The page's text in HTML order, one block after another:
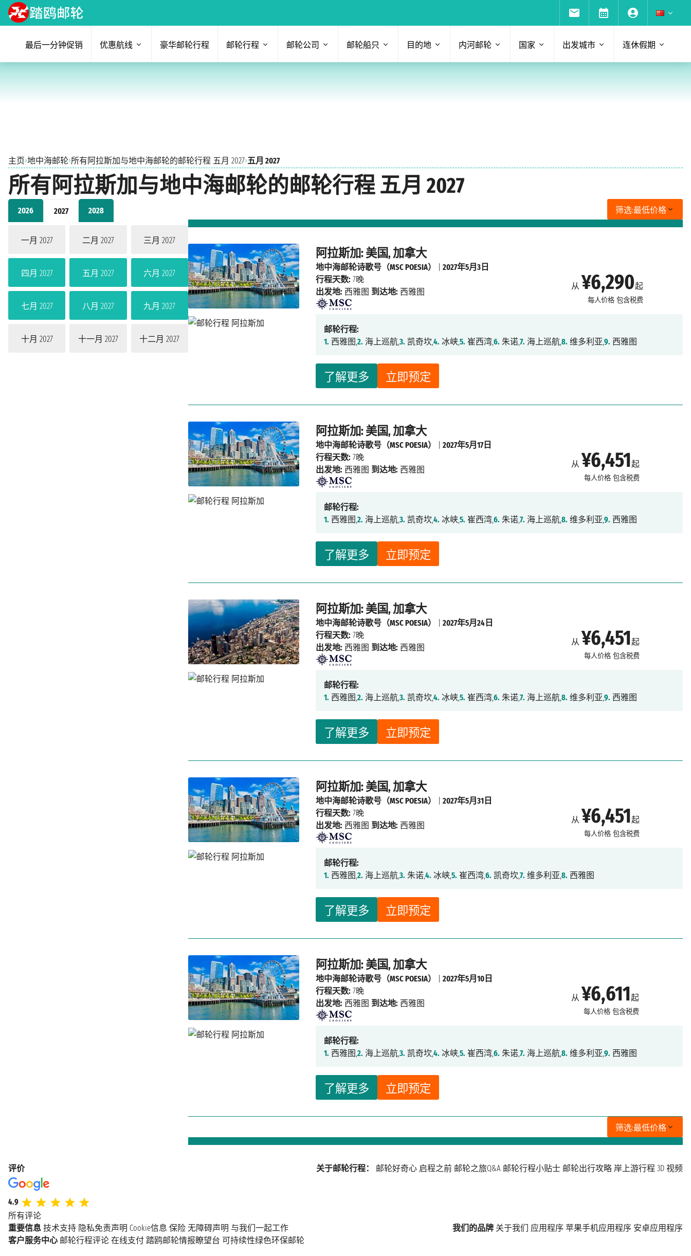
最后一分钟促销 优惠航线 豪华邮轮行程 邮轮行程 邮轮公司 邮轮船只 目的地 内河邮轮 国家 出发城市 连休假期
主页›地中海邮轮›所有阿拉斯加与地中海邮轮的邮轮行程 五月 2027›五月 2027
所有阿拉斯加与地中海邮轮的邮轮行程 五月 2027
2026 2027 2028
一月 2027 二月 2027 三月 2027
四月 2027 五月 2027 六月 2027
七月 2027 八月 2027 九月 2027
十月 2027 十一月 2027 十二月 2027
筛选:最低价格
阿拉斯加: 美国, 加拿大
从 ¥6,290起
每人价格 包含税费
了解更多 立即预定
地中海邮轮诗歌号（MSC POESIA） |2027年5月3日
行程天数: 7晚
出发地: 西雅图 到达地: 西雅图
邮轮行程:
1. 西雅图,2. 海上巡航,3. 凯奇坎,4. 冰峡,5. 崔西湾,6. 朱诺,7. 海上巡航,8. 维多利亚,9. 西雅图
阿拉斯加: 美国, 加拿大
从 ¥6,451起
每人价格 包含税费
了解更多 立即预定
地中海邮轮诗歌号（MSC POESIA） |2027年5月17日
行程天数: 7晚
出发地: 西雅图 到达地: 西雅图
邮轮行程:
1. 西雅图,2. 海上巡航,3. 凯奇坎,4. 冰峡,5. 崔西湾,6. 朱诺,7. 海上巡航,8. 维多利亚,9. 西雅图
阿拉斯加: 美国, 加拿大
从 ¥6,451起
每人价格 包含税费
了解更多 立即预定
地中海邮轮诗歌号（MSC POESIA） |2027年5月24日
行程天数: 7晚
出发地: 西雅图 到达地: 西雅图
邮轮行程:
1. 西雅图,2. 海上巡航,3. 凯奇坎,4. 冰峡,5. 崔西湾,6. 朱诺,7. 海上巡航,8. 维多利亚,9. 西雅图
阿拉斯加: 美国, 加拿大
从 ¥6,451起
每人价格 包含税费
了解更多 立即预定
地中海邮轮诗歌号（MSC POESIA） |2027年5月31日
行程天数: 7晚
出发地: 西雅图 到达地: 西雅图
邮轮行程:
1. 西雅图,2. 海上巡航,3. 朱诺,4. 冰峡,5. 崔西湾,6. 凯奇坎,7. 维多利亚,8. 西雅图
阿拉斯加: 美国, 加拿大
从 ¥6,611起
每人价格 包含税费
了解更多 立即预定
地中海邮轮诗歌号（MSC POESIA） |2027年5月10日
行程天数: 7晚
出发地: 西雅图 到达地: 西雅图
邮轮行程:
1. 西雅图,2. 海上巡航,3. 凯奇坎,4. 冰峡,5. 崔西湾,6. 朱诺,7. 海上巡航,8. 维多利亚,9. 西雅图
筛选:最低价格
评价
4.9
所有评论
关于邮轮行程： 邮轮好奇心 启程之前 邮轮之旅Q&A 邮轮行程小贴士 邮轮出行攻略 岸上游行程 3D 视频
重要信息 技术支持 隐私免责声明 Cookie信息 保险 无障碍声明 与我们一起工作 我们的品牌 关于我们 应用程序 苹果手机应用程序 安卓应用程序
客户服务中心 邮轮行程评论 在线支付 踏鸥邮轮情报瞭望台 可持续性绿色环保邮轮